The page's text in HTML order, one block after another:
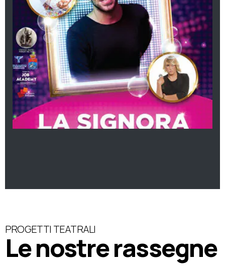
PROGETTI TEATRALI
Le nostre rassegne